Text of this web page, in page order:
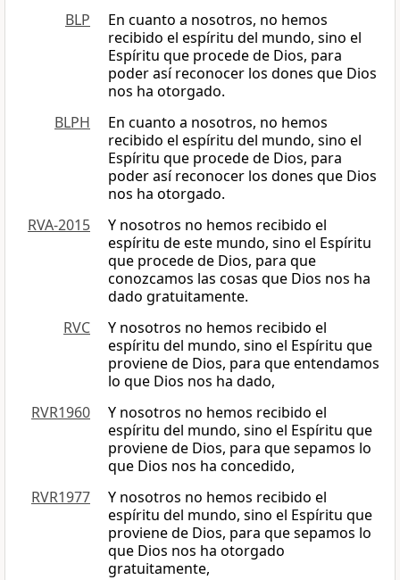
BLP
En cuanto a nosotros, no hemos
recibido el espíritu del mundo, sino el
Espíritu que procede de Dios, para
poder así reconocer los dones que Dios
nos ha otorgado.
BLPH
En cuanto a nosotros, no hemos
recibido el espíritu del mundo, sino el
Espíritu que procede de Dios, para
poder así reconocer los dones que Dios
nos ha otorgado.
RVA-2015
Y nosotros no hemos recibido el
espíritu de este mundo, sino el Espíritu
que procede de Dios, para que
conozcamos las cosas que Dios nos ha
dado gratuitamente.
RVC
Y nosotros no hemos recibido el
espíritu del mundo, sino el Espíritu que
proviene de Dios, para que entendamos
lo que Dios nos ha dado,
RVR1960
Y nosotros no hemos recibido el
espíritu del mundo, sino el Espíritu que
proviene de Dios, para que sepamos lo
que Dios nos ha concedido,
RVR1977
Y nosotros no hemos recibido el
espíritu del mundo, sino el Espíritu que
proviene de Dios, para que sepamos lo
que Dios nos ha otorgado
gratuitamente,